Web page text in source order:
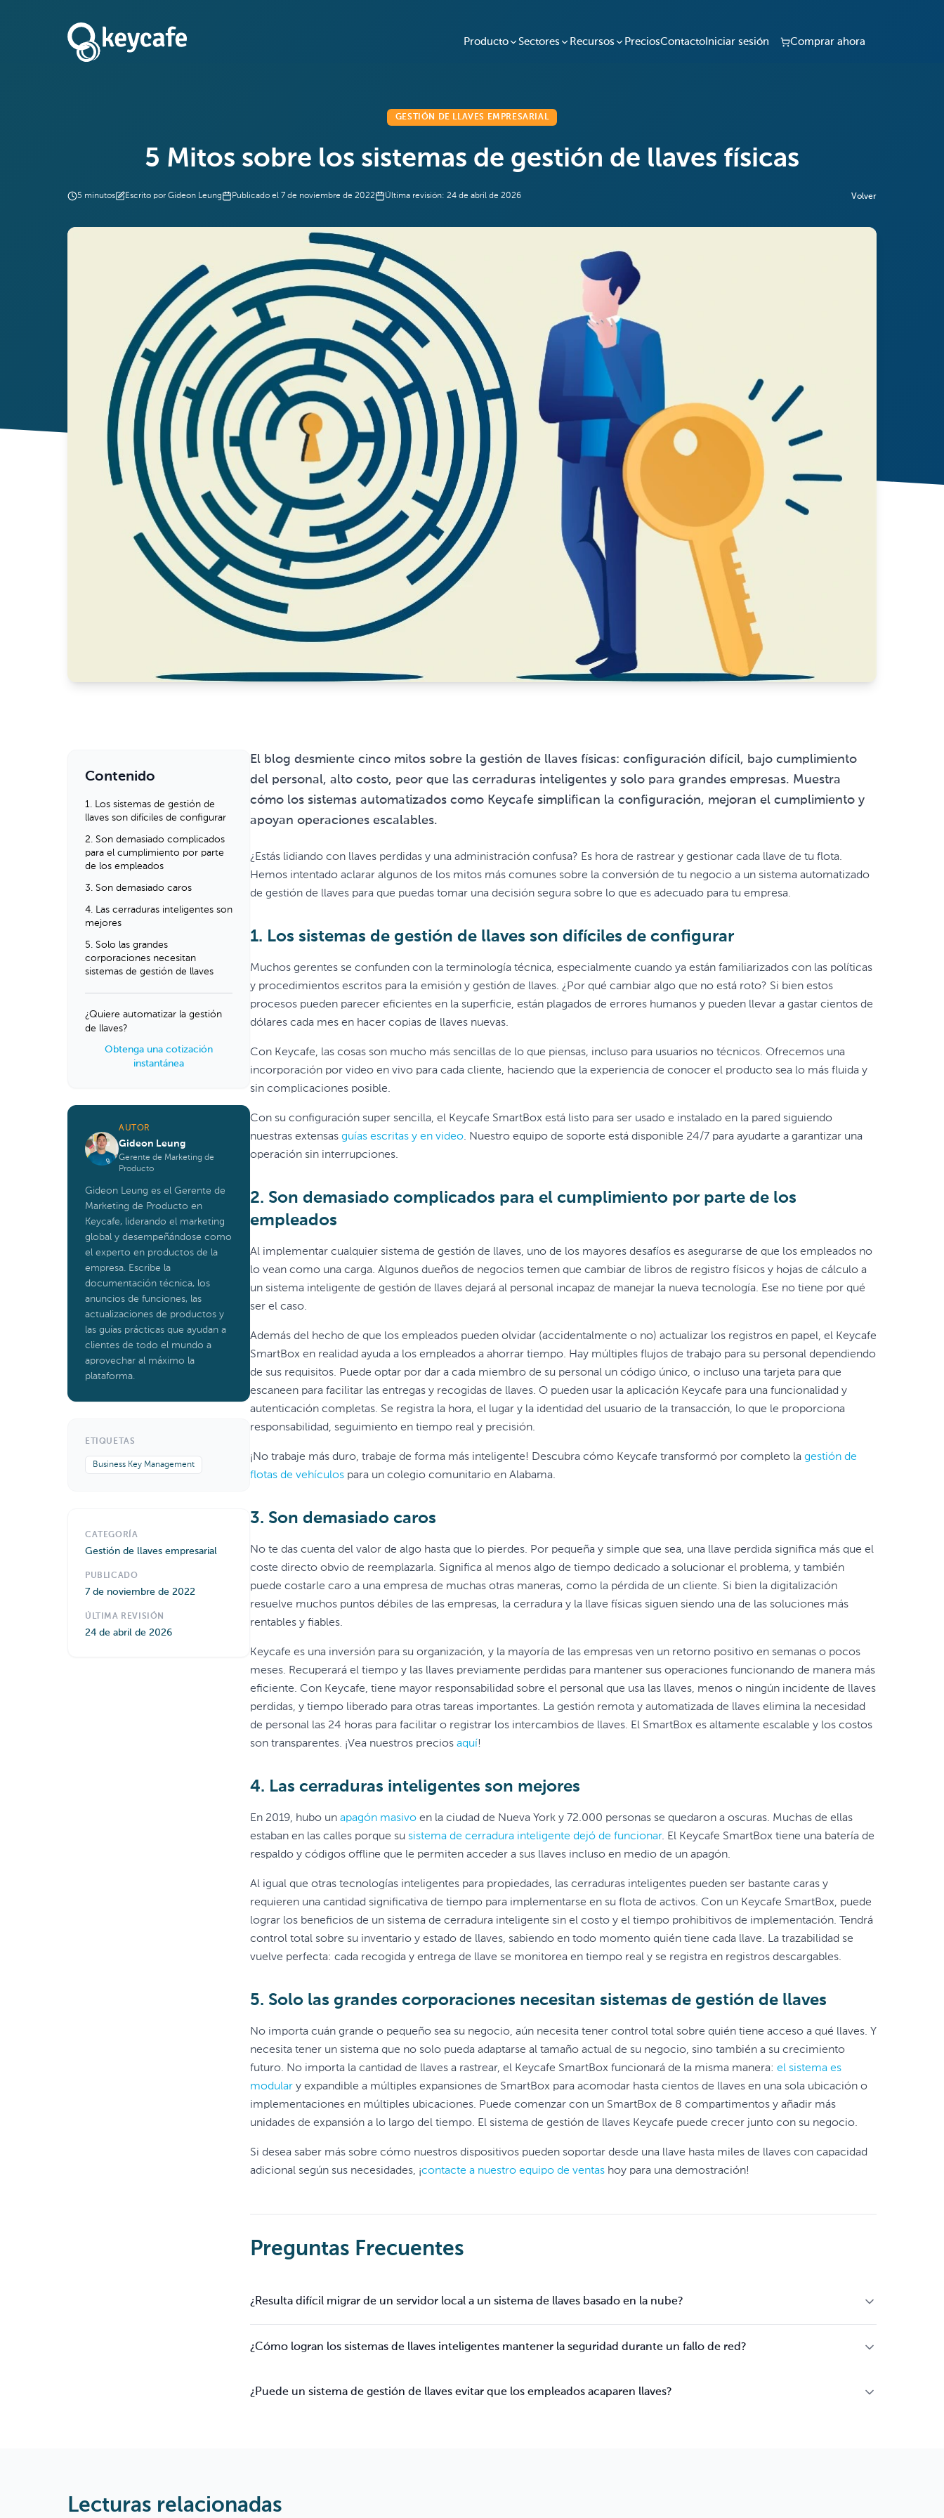
Producto Sectores Recursos PreciosContacto Iniciar sesión Comprar ahora
GESTIÓN DE LLAVES EMPRESARIAL
5 Mitos sobre los sistemas de gestión de llaves físicas
5 minutos Escrito por Gideon Leung Publicado el 7 de noviembre de 2022 Última revisión: 24 de abril de 2026 Volver
Contenido
1. Los sistemas de gestión de
llaves son difíciles de configurar
2. Son demasiado complicados
para el cumplimiento por parte
de los empleados
3. Son demasiado caros
4. Las cerraduras inteligentes son
mejores
5. Solo las grandes
corporaciones necesitan
sistemas de gestión de llaves
¿Quiere automatizar la gestión
de llaves?
Obtenga una cotización
instantánea
AUTOR
Gideon Leung
Gerente de Marketing de
Producto
Gideon Leung es el Gerente de
Marketing de Producto en
Keycafe, liderando el marketing
global y desempeñándose como
el experto en productos de la
empresa. Escribe la
documentación técnica, los
anuncios de funciones, las
actualizaciones de productos y
las guías prácticas que ayudan a
clientes de todo el mundo a
aprovechar al máximo la
plataforma.
ETIQUETAS
Business Key Management
CATEGORÍA
Gestión de llaves empresarial
PUBLICADO
7 de noviembre de 2022
ÚLTIMA REVISIÓN
24 de abril de 2026
El blog desmiente cinco mitos sobre la gestión de llaves físicas: configuración difícil, bajo cumplimiento
del personal, alto costo, peor que las cerraduras inteligentes y solo para grandes empresas. Muestra
cómo los sistemas automatizados como Keycafe simplifican la configuración, mejoran el cumplimiento y
apoyan operaciones escalables.
¿Estás lidiando con llaves perdidas y una administración confusa? Es hora de rastrear y gestionar cada llave de tu flota.
Hemos intentado aclarar algunos de los mitos más comunes sobre la conversión de tu negocio a un sistema automatizado
de gestión de llaves para que puedas tomar una decisión segura sobre lo que es adecuado para tu empresa.
1. Los sistemas de gestión de llaves son difíciles de configurar
Muchos gerentes se confunden con la terminología técnica, especialmente cuando ya están familiarizados con las políticas
y procedimientos escritos para la emisión y gestión de llaves. ¿Por qué cambiar algo que no está roto? Si bien estos
procesos pueden parecer eficientes en la superficie, están plagados de errores humanos y pueden llevar a gastar cientos de
dólares cada mes en hacer copias de llaves nuevas.
Con Keycafe, las cosas son mucho más sencillas de lo que piensas, incluso para usuarios no técnicos. Ofrecemos una
incorporación por video en vivo para cada cliente, haciendo que la experiencia de conocer el producto sea lo más fluida y
sin complicaciones posible.
Con su configuración super sencilla, el Keycafe SmartBox está listo para ser usado e instalado en la pared siguiendo
nuestras extensas guías escritas y en video. Nuestro equipo de soporte está disponible 24/7 para ayudarte a garantizar una
operación sin interrupciones.
2. Son demasiado complicados para el cumplimiento por parte de los
empleados
Al implementar cualquier sistema de gestión de llaves, uno de los mayores desafíos es asegurarse de que los empleados no
lo vean como una carga. Algunos dueños de negocios temen que cambiar de libros de registro físicos y hojas de cálculo a
un sistema inteligente de gestión de llaves dejará al personal incapaz de manejar la nueva tecnología. Ese no tiene por qué
ser el caso.
Además del hecho de que los empleados pueden olvidar (accidentalmente o no) actualizar los registros en papel, el Keycafe
SmartBox en realidad ayuda a los empleados a ahorrar tiempo. Hay múltiples flujos de trabajo para su personal dependiendo
de sus requisitos. Puede optar por dar a cada miembro de su personal un código único, o incluso una tarjeta para que
escaneen para facilitar las entregas y recogidas de llaves. O pueden usar la aplicación Keycafe para una funcionalidad y
autenticación completas. Se registra la hora, el lugar y la identidad del usuario de la transacción, lo que le proporciona
responsabilidad, seguimiento en tiempo real y precisión.
¡No trabaje más duro, trabaje de forma más inteligente! Descubra cómo Keycafe transformó por completo la gestión de
flotas de vehículos para un colegio comunitario en Alabama.
3. Son demasiado caros
No te das cuenta del valor de algo hasta que lo pierdes. Por pequeña y simple que sea, una llave perdida significa más que el
coste directo obvio de reemplazarla. Significa al menos algo de tiempo dedicado a solucionar el problema, y también
puede costarle caro a una empresa de muchas otras maneras, como la pérdida de un cliente. Si bien la digitalización
resuelve muchos puntos débiles de las empresas, la cerradura y la llave físicas siguen siendo una de las soluciones más
rentables y fiables.
Keycafe es una inversión para su organización, y la mayoría de las empresas ven un retorno positivo en semanas o pocos
meses. Recuperará el tiempo y las llaves previamente perdidas para mantener sus operaciones funcionando de manera más
eficiente. Con Keycafe, tiene mayor responsabilidad sobre el personal que usa las llaves, menos o ningún incidente de llaves
perdidas, y tiempo liberado para otras tareas importantes. La gestión remota y automatizada de llaves elimina la necesidad
de personal las 24 horas para facilitar o registrar los intercambios de llaves. El SmartBox es altamente escalable y los costos
son transparentes. ¡Vea nuestros precios aquí!
4. Las cerraduras inteligentes son mejores
En 2019, hubo un apagón masivo en la ciudad de Nueva York y 72.000 personas se quedaron a oscuras. Muchas de ellas
estaban en las calles porque su sistema de cerradura inteligente dejó de funcionar. El Keycafe SmartBox tiene una batería de
respaldo y códigos offline que le permiten acceder a sus llaves incluso en medio de un apagón.
Al igual que otras tecnologías inteligentes para propiedades, las cerraduras inteligentes pueden ser bastante caras y
requieren una cantidad significativa de tiempo para implementarse en su flota de activos. Con un Keycafe SmartBox, puede
lograr los beneficios de un sistema de cerradura inteligente sin el costo y el tiempo prohibitivos de implementación. Tendrá
control total sobre su inventario y estado de llaves, sabiendo en todo momento quién tiene cada llave. La trazabilidad se
vuelve perfecta: cada recogida y entrega de llave se monitorea en tiempo real y se registra en registros descargables.
5. Solo las grandes corporaciones necesitan sistemas de gestión de llaves
No importa cuán grande o pequeño sea su negocio, aún necesita tener control total sobre quién tiene acceso a qué llaves. Y
necesita tener un sistema que no solo pueda adaptarse al tamaño actual de su negocio, sino también a su crecimiento
futuro. No importa la cantidad de llaves a rastrear, el Keycafe SmartBox funcionará de la misma manera: el sistema es
modular y expandible a múltiples expansiones de SmartBox para acomodar hasta cientos de llaves en una sola ubicación o
implementaciones en múltiples ubicaciones. Puede comenzar con un SmartBox de 8 compartimentos y añadir más
unidades de expansión a lo largo del tiempo. El sistema de gestión de llaves Keycafe puede crecer junto con su negocio.
Si desea saber más sobre cómo nuestros dispositivos pueden soportar desde una llave hasta miles de llaves con capacidad
adicional según sus necesidades, ¡contacte a nuestro equipo de ventas hoy para una demostración!
Preguntas Frecuentes
¿Resulta difícil migrar de un servidor local a un sistema de llaves basado en la nube?
¿Cómo logran los sistemas de llaves inteligentes mantener la seguridad durante un fallo de red?
¿Puede un sistema de gestión de llaves evitar que los empleados acaparen llaves?
Lecturas relacionadas